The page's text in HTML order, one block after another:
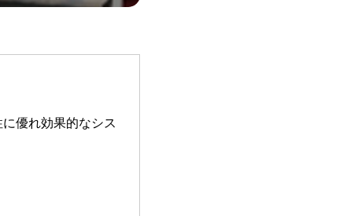
優れ効果的なシス